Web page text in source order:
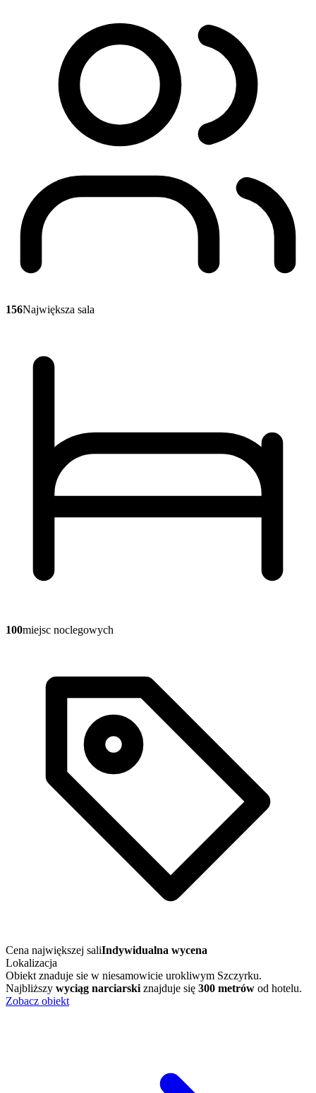
156Największa sala
100miejsc noclegowych
Cena największej saliIndywidualna wycena
Lokalizacja
Obiekt znaduje sie w niesamowicie urokliwym Szczyrku.
Najbliższy wyciąg narciarskiznajduje się 300 metrów od hotelu.
Zobacz obiekt